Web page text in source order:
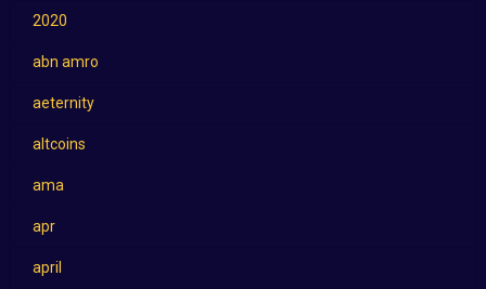
2020
abn amro
aeternity
altcoins
ama
apr
april